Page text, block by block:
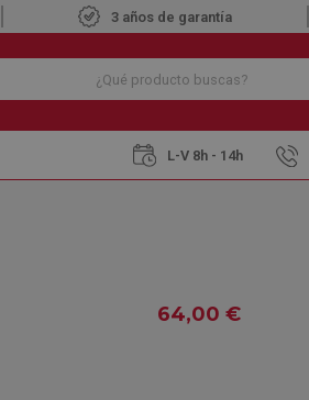
3 años de garantía
L-V 8h - 14h
64,00 €